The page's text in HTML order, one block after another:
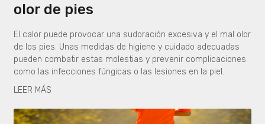
olor de pies
El calor puede provocar una sudoración excesiva y el mal olor
de los pies. Unas medidas de higiene y cuidado adecuadas
pueden combatir estas molestias y prevenir complicaciones
como las infecciones fúngicas o las lesiones en la piel.
LEER MÁS